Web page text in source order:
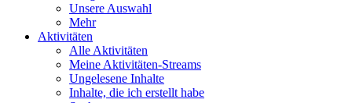
Unsere Auswahl
Mehr
Aktivitäten
Alle Aktivitäten
Meine Aktivitäten-Streams
Ungelesene Inhalte
Inhalte, die ich erstellt habe